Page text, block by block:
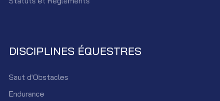
DISCIPLINES ÉQUESTRES
Saut d'Obstacles
Endurance